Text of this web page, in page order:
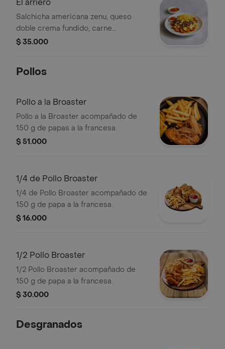
El arriero
Salchicha americana zenu, queso
doble crema fundido, carne
desmechada cubierta con hogao,
$ 35.000
Pollos
Pollo a la Broaster
Pollo a la Broaster acompañado de
150 g de papas a la francesa.
$ 51.000
1/4 de Pollo Broaster
1/4 de Pollo Broaster acompañado de
150 g de papa a la francesa.
$ 16.000
1/2 Pollo Broaster
1/2 Pollo Broaster acompañado de
150 g de papa a la francesa.
$ 30.000
Desgranados